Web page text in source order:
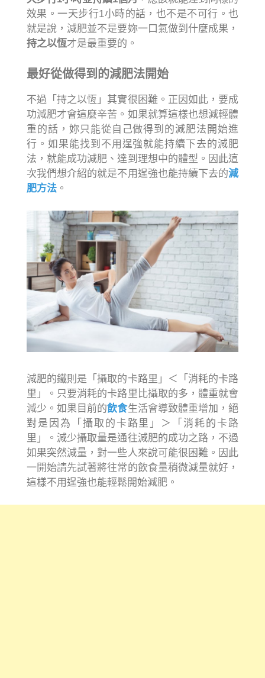
效果。一天步行1小時的話，也不是不可行。也
就是說，減肥並不是要妳一口氣做到什麼成果，
持之以恆才是最重要的。
最好從做得到的減肥法開始
不過「持之以恆」其實很困難。正因如此，要成
功減肥才會這麼辛苦。如果就算這樣也想減輕體
重的話，妳只能從自己做得到的減肥法開始進
行。如果能找到不用逞強就能持續下去的減肥
法，就能成功減肥、達到理想中的體型。因此這
次我們想介紹的就是不用逞強也能持續下去的減
肥方法。
減肥的鐵則是「攝取的卡路里」＜「消耗的卡路
里」。只要消耗的卡路里比攝取的多，體重就會
減少。如果目前的飲食生活會導致體重增加，絕
對是因為「攝取的卡路里」＞「消耗的卡路
里」。減少攝取量是通往減肥的成功之路，不過
如果突然減量，對一些人來說可能很困難。因此
一開始請先試著將往常的飲食量稍微減量就好，
這樣不用逞強也能輕鬆開始減肥。